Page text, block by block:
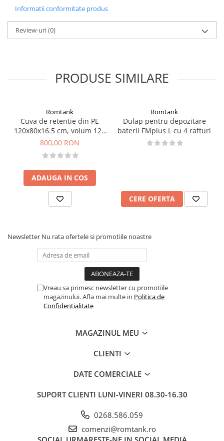
Informatii conformitate produs
Review-uri(0)
PRODUSE SIMILARE
Romtank
Cuva de retentie din PE
120x80x16.5 cm, volum 120
l
800,00 RON
ADAUGA IN COS
Romtank
Dulap pentru depozitare
baterii FMplus L cu 4 rafturi
CERE OFERTA
Newsletter Nu rata ofertele si promotiile noastre
Vreau sa primesc newsletter cu promotiile
magazinului. Afla mai multe in Politica de
Confidentialitate
MAGAZINUL MEU
CLIENTI
DATE COMERCIALE
SUPORT CLIENTI LUNI-VINERI 08.30-16.30
0268.586.059
comenzi@romtank.ro